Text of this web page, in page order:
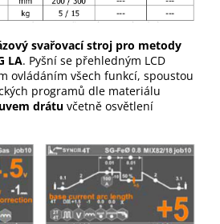
svařovací stroj pro metody
LA. Pyšní se přehledným LCD
ovládáním všech funkcí, spoustou
programů dle materiálu
drátu včetně osvětlení